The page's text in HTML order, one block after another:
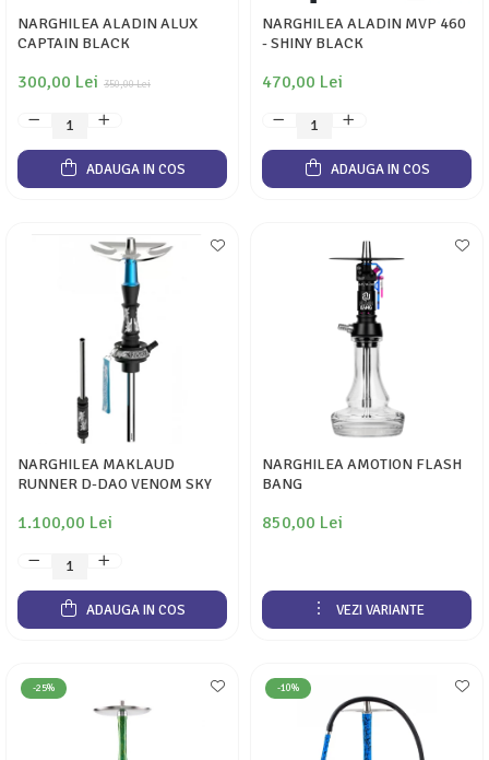
NARGHILEA ALADIN ALUX
CAPTAIN BLACK
350,00 Lei
300,00 Lei
ADAUGA IN COS
NARGHILEA ALADIN MVP 460
- SHINY BLACK
470,00 Lei
ADAUGA IN COS
NARGHILEA MAKLAUD
RUNNER D-DAO VENOM SKY
1.100,00 Lei
ADAUGA IN COS
NARGHILEA AMOTION FLASH
BANG
850,00 Lei
VEZI VARIANTE
-25% -10%